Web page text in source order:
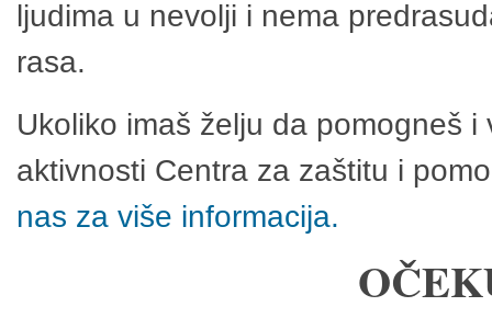
ljudima u nevolji i nema
rasa.
Ukoliko imaš želju da pomogneš
aktivnosti Centra za zaštitu i
nas za više informacija.